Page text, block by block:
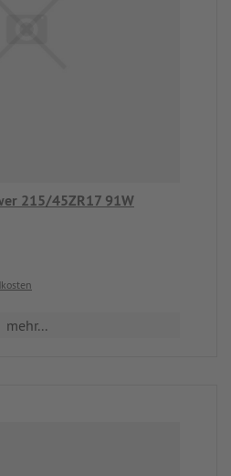
215/45ZR17 91W
mehr...